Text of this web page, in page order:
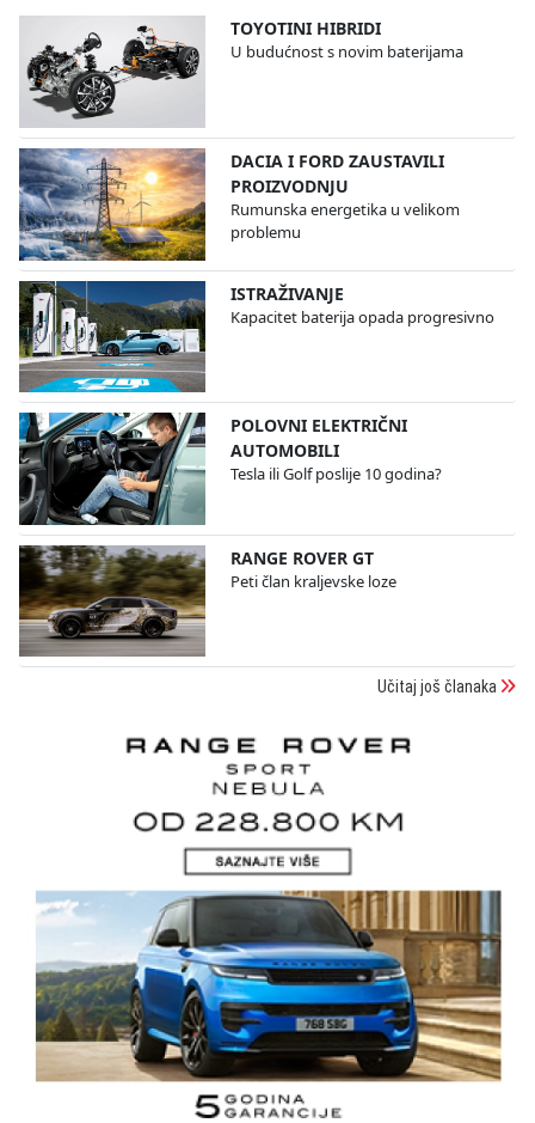
TOYOTINI HIBRIDI
U budućnost s novim baterijama
DACIA I FORD ZAUSTAVILI
PROIZVODNJU
Rumunska energetika u velikom
problemu
ISTRAŽIVANJE
Kapacitet baterija opada progresivno
POLOVNI ELEKTRIČNI
AUTOMOBILI
Tesla ili Golf poslije 10 godina?
RANGE ROVER GT
Peti član kraljevske loze
Učitaj još članaka